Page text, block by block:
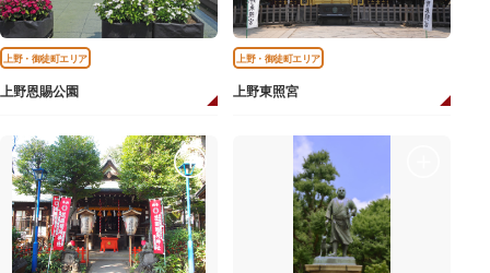
上野・御徒町エリア
上野恩賜公園
上野・御徒町エリア
上野東照宮